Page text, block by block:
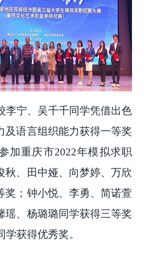
李宁、吴千千同学凭借出色
及语言组织能力获得一等奖
加重庆市2022年模拟求职
秋、田中娅、向梦婷、万欣
奖；钟小悦、李勇、简诺萱
瑶、杨璐璐同学获得三等奖
学获得优秀奖。